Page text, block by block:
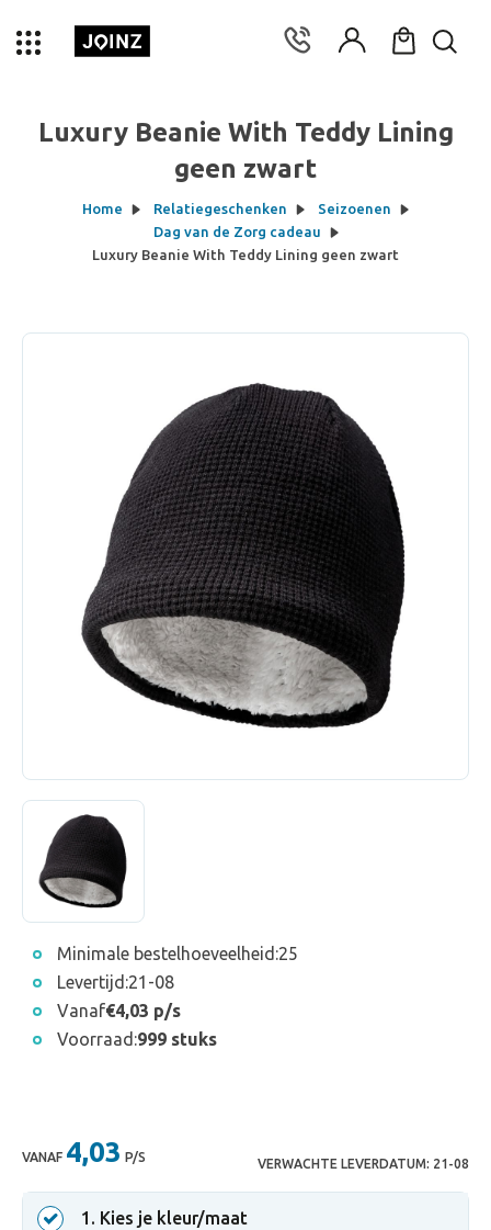
Luxury Beanie With Teddy Lining
geen zwart
Home Relatiegeschenken
Seizoenen
Dag van de Zorg cadeau
Luxury Beanie With Teddy Lining geen zwart
Minimale bestelhoeveelheid:25
Levertijd:21-08
Vanaf€4,03 p/s
Voorraad:999 stuks
VANAF 4,03 P/S VERWACHTE LEVERDATUM: 21-08
1 . Kies je kleur/maat